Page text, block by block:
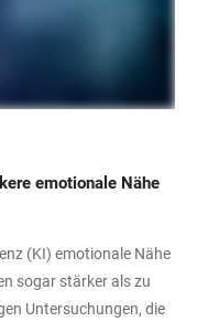
emotionale Nähe
(KI) emotionale Nähe
sogar stärker als zu
Untersuchungen, die